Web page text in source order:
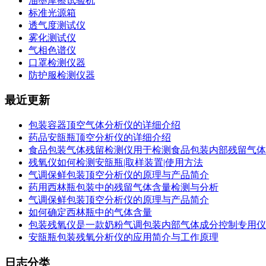
标准光源箱
透气度测试仪
雾化测试仪
气相色谱仪
口罩检测仪器
防护服检测仪器
最近更新
包装容器顶空气体分析仪的详细介绍
药品安瓿瓶顶空分析仪的详细介绍
食品包装气体残留检测仪用于检测食品包装内部残留气
残氧仪如何检测安瓿瓶|取样装置|使用方法
气调保鲜包装顶空分析仪的原理与产品简介
药用西林瓶包装中的残留气体含量检测与分析
气调保鲜包装顶空分析仪的原理与产品简介
如何确定西林瓶中的气体含量
包装残氧仪是一款奶粉气调包装内部气体成分控制专用
安瓿瓶包装残氧分析仪的应用简介与工作原理
日志分类